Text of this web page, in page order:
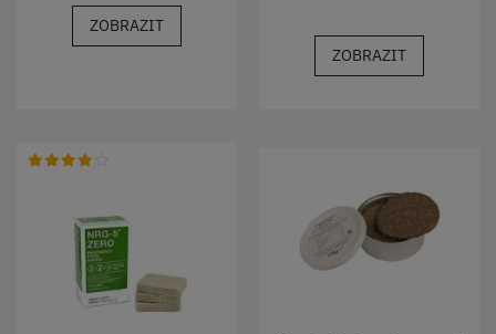
ZOBRAZIT
ZOBRAZIT